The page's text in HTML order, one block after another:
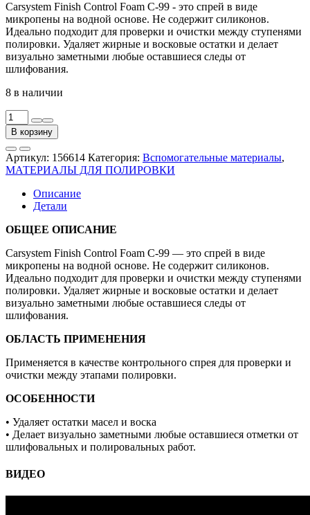
Carsystem Finish Control Foam C-99 - это спрей в виде
микропены на водной основе. Не содержит силиконов.
Идеально подходит для проверки и очистки между ступенями
полировки. Удаляет жирные и восковые остатки и делает
визуально заметными любые оставшиеся следы от
шлифования.
8 в наличии
Количество
товара
Контрольная
пена-
спрей
FINISH
CONTROL
FOAM
99,
В корзину
Артикул: 156614 Категория: Вспомогательные материалы,
МАТЕРИАЛЫ ДЛЯ ПОЛИРОВКИ
Описание
Детали
ОБЩЕЕ ОПИСАНИЕ
Carsystem Finish Control Foam C-99 — это спрей в виде
микропены на водной основе. Не содержит силиконов.
Идеально подходит для проверки и очистки между ступенями
полировки. Удаляет жирные и восковые остатки и делает
визуально заметными любые оставшиеся следы от
шлифования.
ОБЛАСТЬ ПРИМЕНЕНИЯ
Применяется в качестве контрольного спрея для проверки и
очистки между этапами полировки.
ОСОБЕННОСТИ
• Удаляет остатки масел и воска
• Делает визуально заметными любые оставшиеся отметки от
шлифовальных и полировальных работ.
ВИДЕО